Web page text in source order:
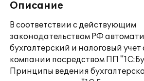
Описание
В соответствии с действующим
законодательством РФ
бухгалтерский и налоговый
компании посредством ПП
Принципы ведения